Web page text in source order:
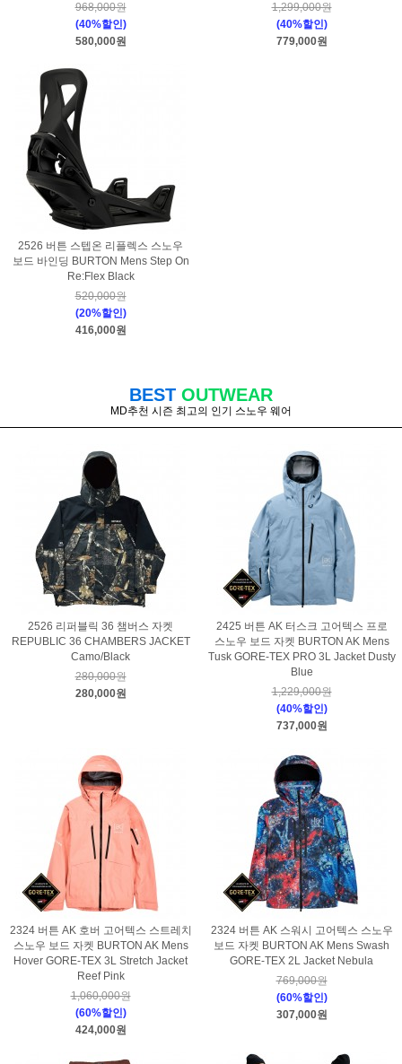
968,000원
(40%할인)
580,000원
1,299,000원
(40%할인)
779,000원
2526 버튼 스텝온 리플렉스 스노우
보드 바인딩 BURTON Mens Step On
Re:Flex Black
520,000원
(20%할인)
416,000원
BEST OUTWEAR
MD추천 시즌 최고의 인기 스노우 웨어
2526 리퍼블릭 36 챔버스 자켓
REPUBLIC 36 CHAMBERS JACKET
Camo/Black
280,000원
280,000원
2425 버튼 AK 터스크 고어텍스 프로
스노우 보드 자켓 BURTON AK Mens
Tusk GORE-TEX PRO 3L Jacket Dusty
Blue
1,229,000원
(40%할인)
737,000원
2324 버튼 AK 호버 고어텍스 스트레치
스노우 보드 자켓 BURTON AK Mens
Hover GORE-TEX 3L Stretch Jacket
Reef Pink
1,060,000원
(60%할인)
424,000원
2324 버튼 AK 스워시 고어텍스 스노우
보드 자켓 BURTON AK Mens Swash
GORE-TEX 2L Jacket Nebula
769,000원
(60%할인)
307,000원